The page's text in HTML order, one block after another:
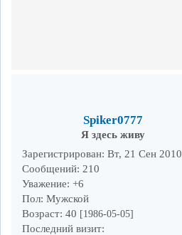
Spiker0777
Я здесь живу
Зарегистрирован: Вт, 21 Сен 2010
Сообщений: 210
Уважение: +6
Пол: Мужской
Возраст: 40 [1986-05-05]
Последний визит: